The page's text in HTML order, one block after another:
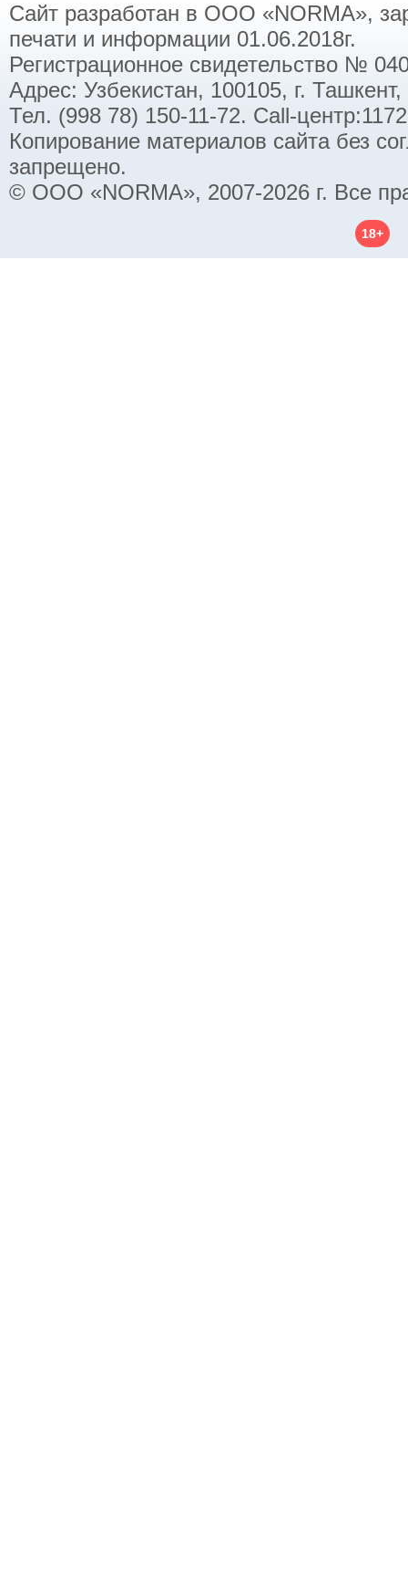
Сайт разработан в ООО «NORMA»,
печати и информации 01.06.2018г.
Регистрационное свидетельство №
Адрес: Узбекистан, 100105, г.
Тел. (998 78) 150-11-72. Call-
Копирование материалов сайта без
запрещено.
© ООО «NORMA», 2007-2026 г. Все
18+